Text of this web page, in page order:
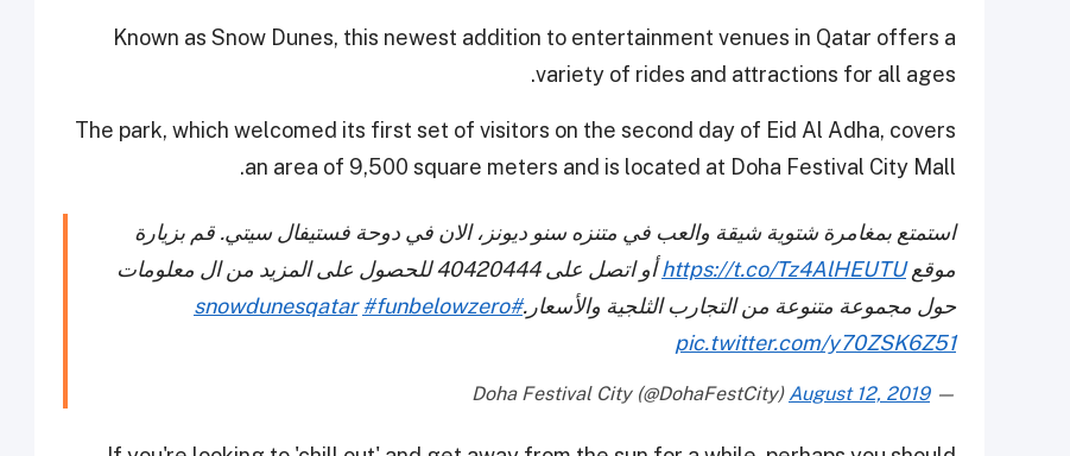
Known as Snow Dunes, this newest addition to entertainment venues in Qatar offers a
variety of rides and attractions for all ages.
The park, which welcomed its first set of visitors on the second day of Eid Al Adha, covers
an area of 9,500 square meters and is located at Doha Festival City Mall.
استمتع بمغامرة شتوية شيقة والعب في متنزه سنو ديونز، الان في دوحة فستيفال سيتي. قم بزيارة
موقعhttps://t.co/Tz4AlHEUTU
أو اتصل على 40420444 للحصول على المزيد من ال معلومات
حول مجموعة متنوعة من التجارب الثلجية والأسعار.#snowdunesqatar
#funbelowzero
pic.twitter.com/y70ZSK6Z51
— Doha Festival City (@DohaFestCity)
August 12, 2019